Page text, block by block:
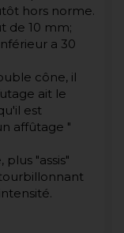
hors norme.
de 10 mm;
a 30
cône, il
ait le
est
affûtage "
"assis"